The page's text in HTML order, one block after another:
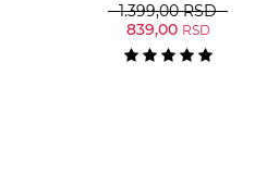
1.399,00RSD
839,00 RSD